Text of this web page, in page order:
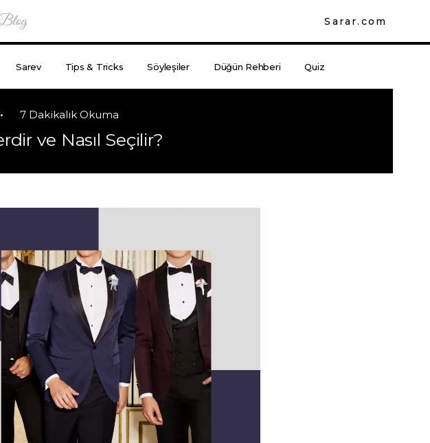
Sarar.com
Sarev Tips & Tricks Söyleşiler Düğün Rehberi Quiz
• 7 Dakikalık Okuma
ve Nasıl Seçilir?